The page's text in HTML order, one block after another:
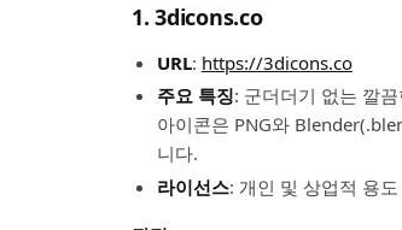
1. 3dicons.co
URL: https://3dicons.co
주요 특징: 군더더기 없는 깔
아이콘은 PNG와
니다.
라이선스: 개인 및 상업적 용